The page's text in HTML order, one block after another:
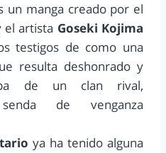
un manga creado por el
artista Goseki Kojima
testigos de como una
resulta deshonrado y
de un clan rival,
de venganza
ya ha tenido alguna